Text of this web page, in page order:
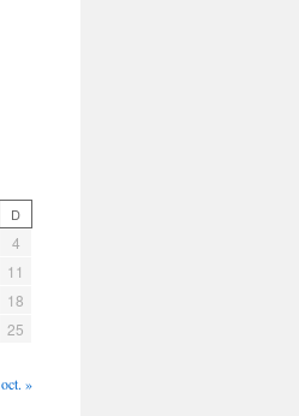
D
4
11
18
25
oct. »